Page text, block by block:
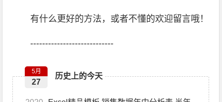
有什么更好的方法，或者不懂的欢迎留言哦！
----------------------------
历史上的今天
5月
27